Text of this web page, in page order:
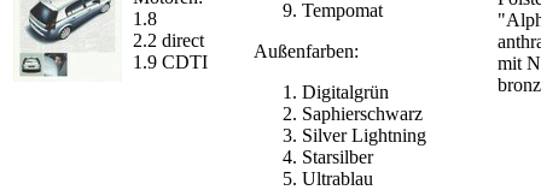
1.8
2.2 direct
1.9 CDTI
Tempomat
Außenfarben:
Digitalgrün
Saphierschwarz
Silver Lightning
Starsilber
Ultrablau
mit